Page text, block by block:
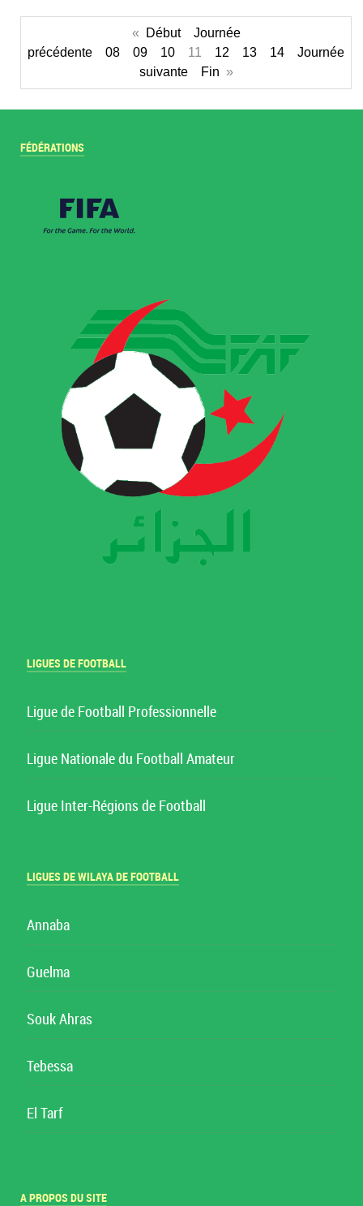
« Début
Journée
précédente
08 09 10 11 12 13 14
Journée
suivante
Fin »
FÉDÉRATIONS
LIGUES DE FOOTBALL
Ligue de Football Professionnelle
Ligue Nationale du Football Amateur
Ligue Inter-Régions de Football
LIGUES DE WILAYA DE FOOTBALL
Annaba
Guelma
Souk Ahras
Tebessa
El Tarf
A PROPOS DU SITE